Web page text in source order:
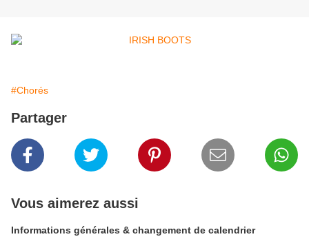
#Chorés
Partager
Vous aimerez aussi
Informations générales & changement de calendrier